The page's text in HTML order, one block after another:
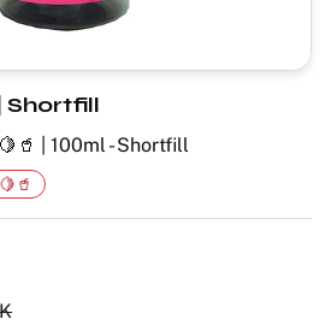
Shortfill
| 100ml - Shortfill